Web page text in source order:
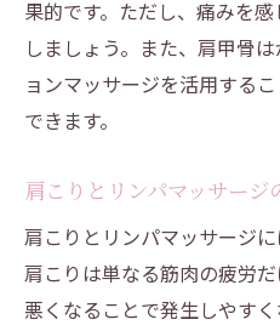
果的です。ただし、痛みを
しましょう。また、肩甲骨
ョンマッサージを活用する
できます。
肩こりとリンパマッサージ
肩こりとリンパマッサージに
肩こりは単なる筋肉の疲労
悪くなることで発生しやす